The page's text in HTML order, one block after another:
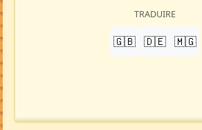
TRADUIRE
🇬🇧 🇩🇪 🇲🇬